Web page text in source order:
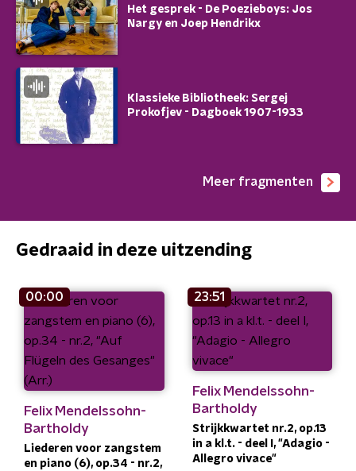
Het gesprek - De Poezieboys: Jos
Nargy en Joep Hendrikx
Klassieke Bibliotheek: Sergej
Prokofjev - Dagboek 1907-1933
Meer fragmenten
Gedraaid in deze uitzending
00:00
Felix Mendelssohn-
Bartholdy
Liederen voor zangstem
en piano (6), op.34 - nr.2,
23:51
Felix Mendelssohn-
Bartholdy
Strijkkwartet nr.2, op.13
in a kl.t. - deel I, "Adagio -
Allegro vivace"